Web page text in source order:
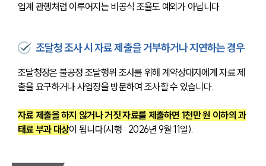
업계 관행처럼 이루어지는 비공식 조율도 예외가 아닙니다.
조달청 조사 시 자료 제출을 거부하거나 지연하는 경우
조달청장은 불공정 조달행위 조사를 위해 계약상대자에게 자료 제
출을 요구하거나 사업장을 방문하여 조사할 수 있습니다.
자료 제출을 하지 않거나 거짓 자료를 제출하면 1천만 원 이하의 과
태료 부과 대상이 됩니다(시행 : 2026년 9월 11일).